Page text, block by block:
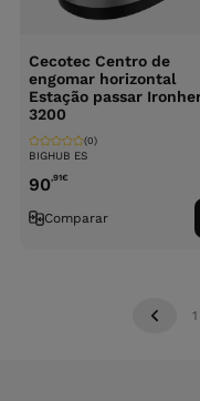
Cecotec Centro de
engomar horizontal
Estação passar
3200
BIGHUB ES
(0)
90,91€
Comparar
1